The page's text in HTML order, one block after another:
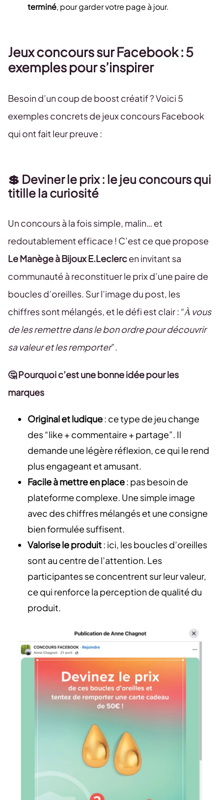
terminé, pour garder votre page à jour.
Jeux concours sur Facebook : 5
exemples pour s’inspirer
Besoin d’un coup de boost créatif ? Voici 5
exemples concrets de jeux concours Facebook
qui ont fait leur preuve :
💲 Deviner le prix : le jeu concours qui
titille la curiosité
Un concours à la fois simple, malin… et
redoutablement efficace ! C’est ce que propose
Le Manège à Bijoux E.Leclercen invitant sa
communauté à reconstituer le prix d’une paire de
boucles d’oreilles. Sur l’image du post, les
chiffres sont mélangés, et le défi est clair : “À vous
de les remettre dans le bon ordre pour découvrir
sa valeur et les remporter”.
🤔 Pourquoi c’est une bonne idée pour les
marques
Original et ludique: ce type de jeu change
des “like + commentaire + partage”. Il
demande une légère réflexion, ce qui le rend
plus engageant et amusant.
Facile à mettre en place: pas besoin de
plateforme complexe. Une simple image
avec des chiffres mélangés et une consigne
bien formulée suffisent.
Valorise le produit: ici, les boucles d’oreilles
sont au centre de l’attention. Les
participantes se concentrent sur leur valeur,
ce qui renforce la perception de qualité du
produit.